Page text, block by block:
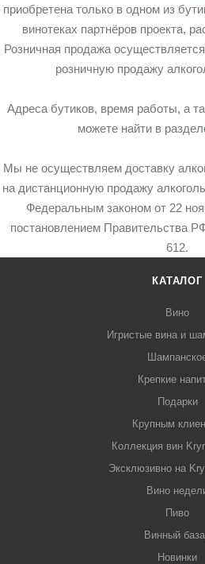
приобретена только в одном из
винотеках партнёров проекта,
Розничная продажа
розничную продажу
Адреса бутиков, время работы, а
можете найти в
Мы не осуществляем доставку
на дистанционную продажу
Федеральным законом от 22
постановлением Правительства
612.
КАТАЛОГ
Вино
Игристые вина и
Крепкие
Подарки
Крупным
Коллекция вин
Эксклюзивно на
Вино
Пиво
Винный
Новинки